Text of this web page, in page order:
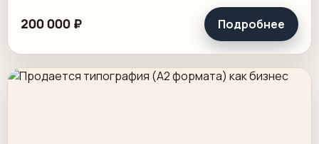
200 000 ₽ Подробнее